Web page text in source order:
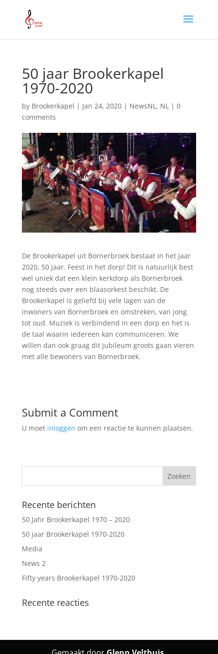
50 jaar Brookerkapel
1970-2020
by Brookerkapel | Jan 24, 2020| NewsNL, NL| 0
comments
De Brookerkapel uit Bornerbroek bestaat in het jaar
2020, 50 jaar. Feest in het dorp! Dit is natuurlijk best
wel uniek dat een klein kerkdorp als Bornerbroek
nog steeds over een blaasorkest beschikt. De
Brookerkapel is geliefd bij vele lagen van de
inwoners van Bornerbroek en omstreken, van jong
tot oud. Muziek is verbindend in een dorp en het is
de taal waarin iedereen kan communiceren. We
willen dan ook graag dit jubileum groots gaan vieren
met alle bewoners van Bornerbroek.
Submit a Comment
U moet inloggen om een reactie te kunnen plaatsen.
Recente berichten
50 Jahr Brookerkapel 1970 – 2020
50 jaar Brookerkapel 1970-2020
Media
News 2
Fifty years Brookerkapel 1970-2020
Recente reacties